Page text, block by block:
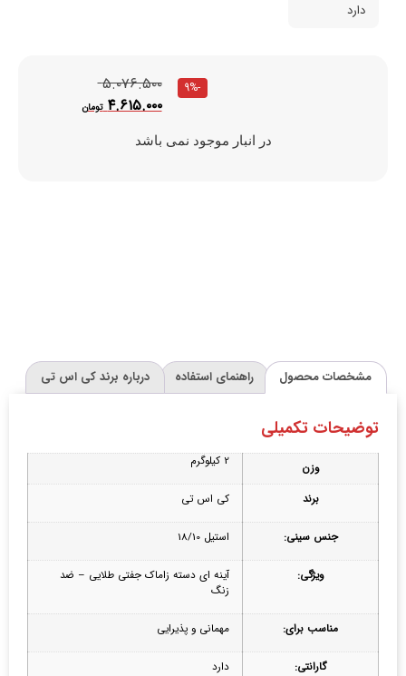
دارد
۵.۰۷۶.۵۰۰
۴.۶۱۵.۰۰۰ تومان
-9%
در انبار موجود نمی باشد
مشخصات محصول راهنمای استفاده درباره برند کی اس تی
توضیحات تکمیلی
وزن 2 کیلوگرم
برند کی اس تی
جنس سینی: استیل 18/10
ویژگی:
آینه ای دسته زاماک جفتی طلایی – ضد
زنگ
مناسب برای: مهمانی و پذیرایی
گارانتی: دارد